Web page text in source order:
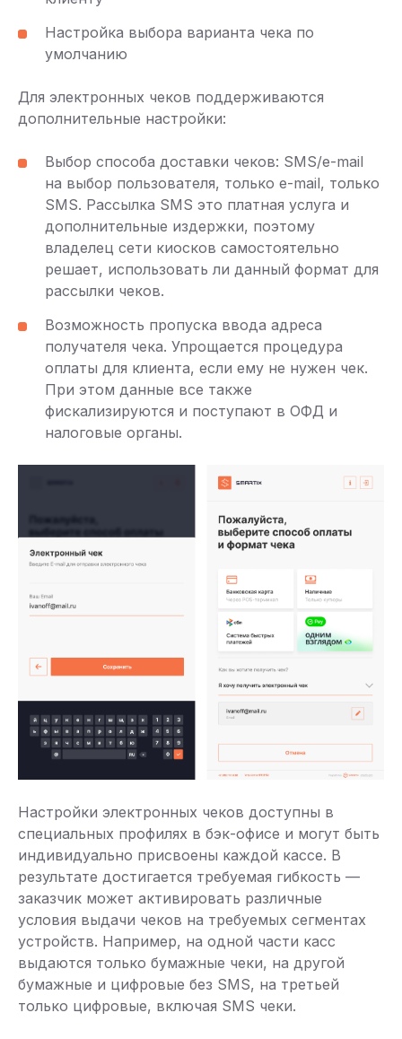
Настройка выбора варианта чека по
умолчанию
Для электронных чеков поддерживаются
дополнительные настройки:
Выбор способа доставки чеков: SMS/e-mail
на выбор пользователя, только e-mail, только
SMS. Рассылка SMS это платная услуга и
дополнительные издержки, поэтому
владелец сети киосков самостоятельно
решает, использовать ли данный формат для
рассылки чеков.
Возможность пропуска ввода адреса
получателя чека. Упрощается процедура
оплаты для клиента, если ему не нужен чек.
При этом данные все также
фискализируются и поступают в ОФД и
налоговые органы.
Настройки электронных чеков доступны в
специальных профилях в бэк-офисе и могут быть
индивидуально присвоены каждой кассе. В
результате достигается требуемая гибкость —
заказчик может активировать различные
условия выдачи чеков на требуемых сегментах
устройств. Например, на одной части касс
выдаются только бумажные чеки, на другой
бумажные и цифровые без SMS, на третьей
только цифровые, включая SMS чеки.